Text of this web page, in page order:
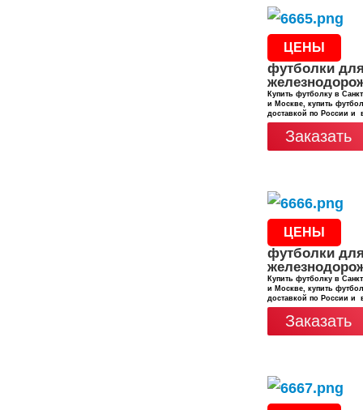
ЦЕНЫ
футболки
Купить футболку в
и Москве, купить
доставкой по России и
Заказать
ЦЕНЫ
футболки
Купить футболку в
и Москве, купить
доставкой по России и
Заказать